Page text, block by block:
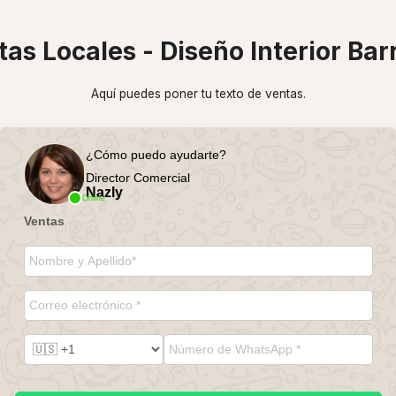
Locales - Diseño Interior
Aquí puedes poner tu texto de ventas.
Online
¿Cómo puedo ayudarte?
Director Comercial
Nazly
Ventas